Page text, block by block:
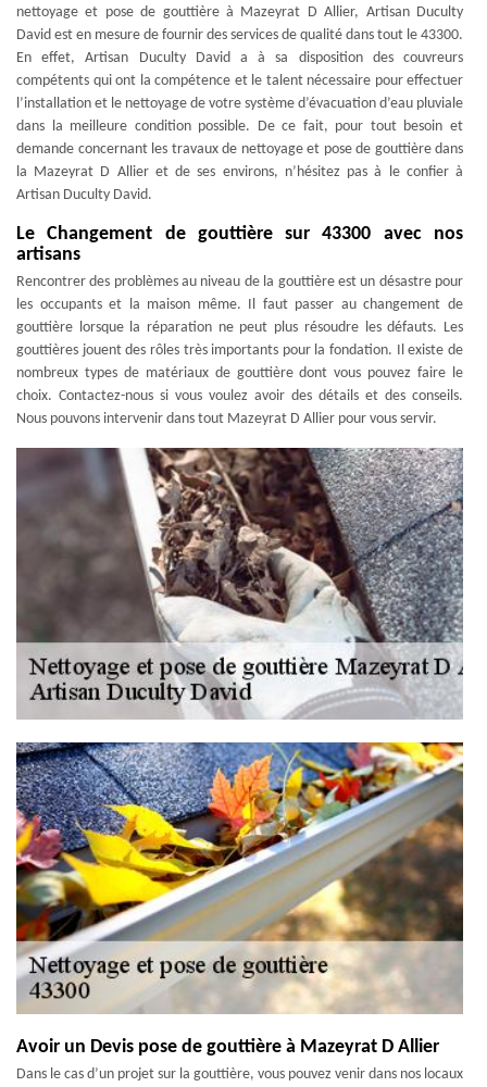
nettoyage et pose de gouttière à Mazeyrat D Allier, Artisan Duculty
David est en mesure de fournir des services de qualité dans tout le 43300.
En effet, Artisan Duculty David a à sa disposition des couvreurs
compétents qui ont la compétence et le talent nécessaire pour effectuer
l’installation et le nettoyage de votre système d’évacuation d’eau pluviale
dans la meilleure condition possible. De ce fait, pour tout besoin et
demande concernant les travaux de nettoyage et pose de gouttière dans
la Mazeyrat D Allier et de ses environs, n’hésitez pas à le confier à
Artisan Duculty David.
Le Changement de gouttière sur 43300 avec nos
artisans
Rencontrer des problèmes au niveau de la gouttière est un désastre pour
les occupants et la maison même. Il faut passer au changement de
gouttière lorsque la réparation ne peut plus résoudre les défauts. Les
gouttières jouent des rôles très importants pour la fondation. Il existe de
nombreux types de matériaux de gouttière dont vous pouvez faire le
choix. Contactez-nous si vous voulez avoir des détails et des conseils.
Nous pouvons intervenir dans tout Mazeyrat D Allier pour vous servir.
Avoir un Devis pose de gouttière à Mazeyrat D Allier
Dans le cas d’un projet sur la gouttière, vous pouvez venir dans nos locaux